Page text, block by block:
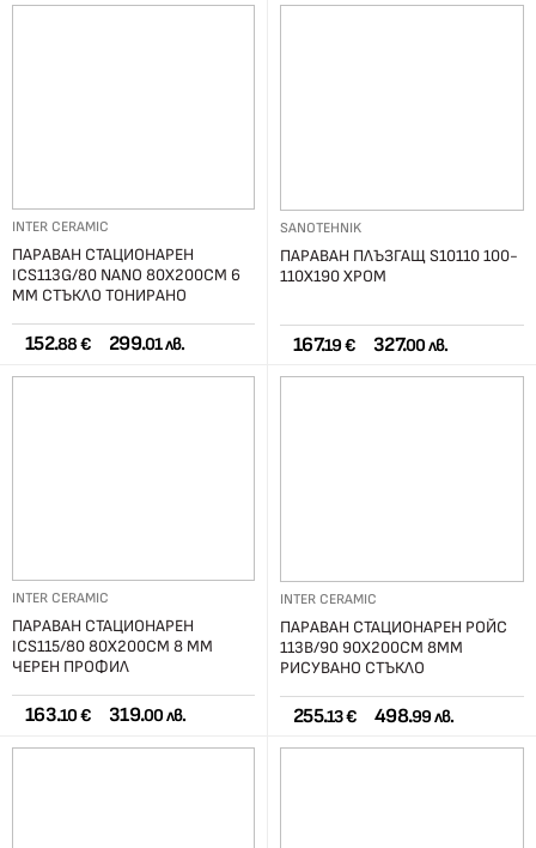
INTER CERAMIC
ПАРАВАН СТАЦИОНАРЕН
ICS113G/80 NANO 80X200СМ 6
ММ СТЪКЛО ТОНИРАНО
152.88 € 299.01 лв.
SANOTEHNIK
ПАРАВАН ПЛЪЗГАЩ S10110 100-
110Х190 ХРОМ
167.19 € 327.00 лв.
INTER CERAMIC
ПАРАВАН СТАЦИОНАРЕН
ICS115/80 80X200СМ 8 ММ
ЧЕРЕН ПРОФИЛ
163.10 € 319.00 лв.
INTER CERAMIC
ПАРАВАН СТАЦИОНАРЕН РОЙС
113B/90 90X200СМ 8ММ
РИСУВАНО СТЪКЛО
255.13 € 498.99 лв.